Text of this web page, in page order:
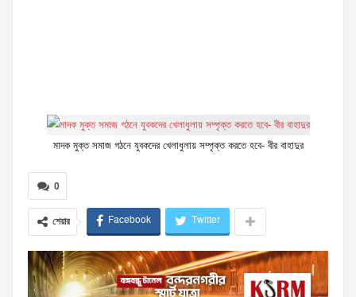
মাদক মুক্ত সমাজ গঠনে যুবকদের খেলাধুলায় সম্পৃক্ত করতে হবে- বীর বাহাদুর
0
শেয়ার Facebook Twitter